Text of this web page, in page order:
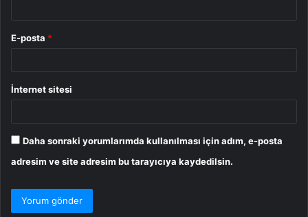
E-posta *
İnternet sitesi
Daha sonraki yorumlarımda kullanılması için adım, e-posta
adresim ve site adresim bu tarayıcıya kaydedilsin.